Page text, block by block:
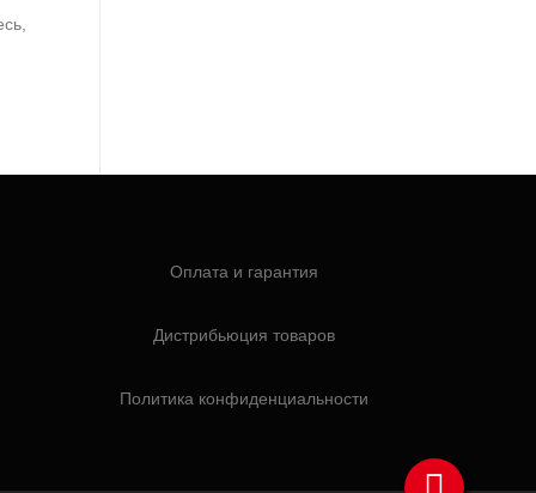
Оплата и гарантия
Дистрибьюция товаров
Политика конфиденциальности